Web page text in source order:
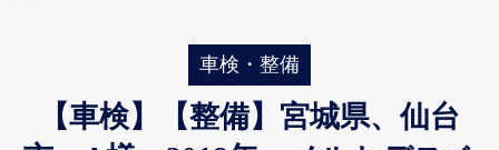
車検・整備
【車検】【整備】宮城県、仙台